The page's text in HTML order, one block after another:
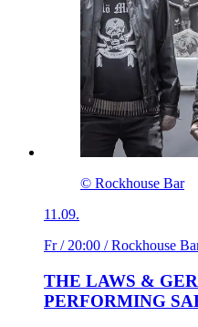
© Rockhouse Bar
11.09.
Fr / 20:00 / Rockhouse
THE LAWS &
PERFORMING